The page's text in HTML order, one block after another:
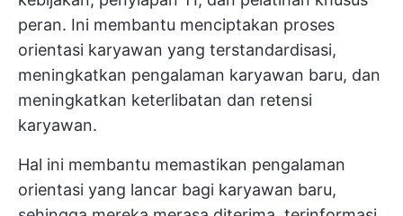
peran. Ini membantu menciptakan proses
orientasi karyawan yang terstandardisasi,
meningkatkan pengalaman karyawan baru, dan
meningkatkan keterlibatan dan retensi
karyawan.
Hal ini membantu memastikan pengalaman
orientasi yang lancar bagi karyawan baru,